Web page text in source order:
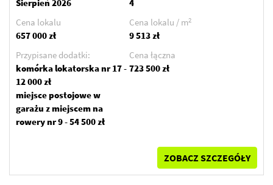
Sierpień 2026
4
Cena lokalu
657 000 zł
Cena lokalu / m2
9 513 zł
Przypisane dodatki:
komórka lokatorska nr 17 -
12 000 zł
miejsce postojowe w
garażu z miejscem na
rowery nr 9 - 54 500 zł
Cena łączna
723 500 zł
ZOBACZ SZCZEGÓŁY